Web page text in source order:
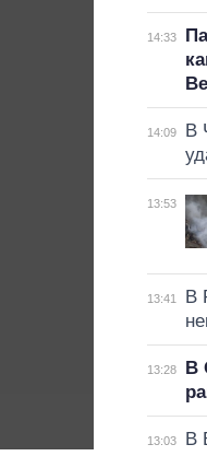
14:33
14:09
В
13:53
13:41
В
13:28
В
13:03
В